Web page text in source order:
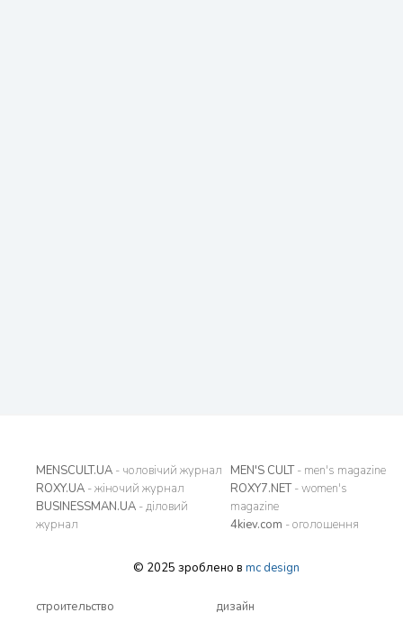
MENSCULT.UA - чоловічий журнал
ROXY.UA - жіночий журнал
BUSINESSMAN.UA - діловий
журнал
MEN'S CULT- men's magazine
ROXY7.NET- women's
magazine
4kiev.com - оголошення
© 2025 зроблено в mc design
строительство
дизайн